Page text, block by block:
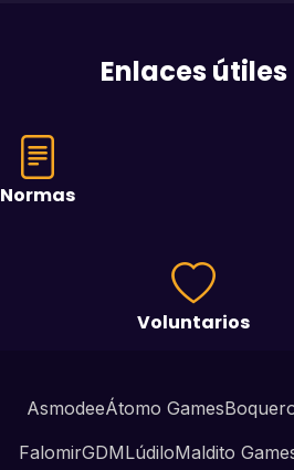
Enlaces útiles
Normas
Voluntarios
AsmodeeÁtomo Games
FalomirGDMLúdiloMaldito